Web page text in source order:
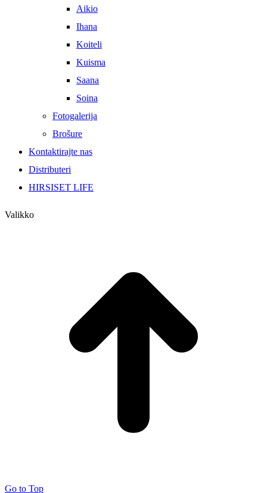
Aikio
Ihana
Koiteli
Kuisma
Saana
Soina
Fotogalerija
Brošure
Kontaktirajte nas
Distributeri
HIRSISET LIFE
Valikko
Go to Top